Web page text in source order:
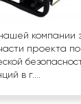
компании
проекта
в г....